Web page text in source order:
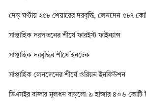
দেড় ঘণ্টায় ২৫৮ শেয়ারের দরবৃদ্ধি, লেনদেন ৫৮৭
সাপ্তাহিক দরপতনের শীর্ষে ফারইস্ট ফাইন্যান্স
সাপ্তাহিক দরবৃদ্ধির শীর্ষে ইনটেক
সাপ্তাহিক লেনদেনের শীর্ষে ওরিয়ন ইনফিউশন
ডিএসইর বাজার মূলধন বাড়লো ৯ হাজার ৪৩৬ কোটি